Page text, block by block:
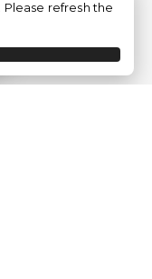
refresh the